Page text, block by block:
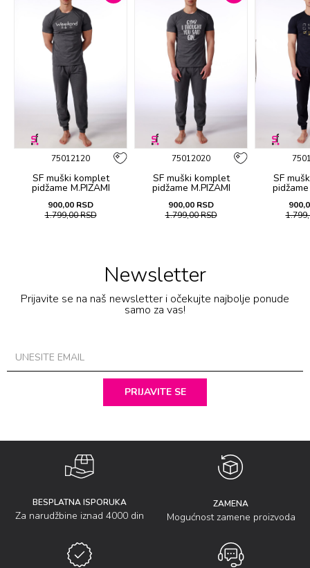
75012120
SF muški kоmplеt
pidžamе M.PIZAMI
SP.OFFER WEEKEND KD
SS26
900,00 RSD
1.799,00RSD
75012020
SF muški kоmplеt
pidžamе M.PIZAMI
SP.OFFER GIN KD SS26
900,00 RSD
1.799,00RSD
SF
SP.OFFER
Newsletter
Prijavite se na naš newsletter i očekujte najbolje ponude
samo za vas!
PRIJAVITE SE
BESPLATNA ISPORUKA
Za narudžbine iznad 4000 din
ZAMENA
Mogućnost zamene proizvoda